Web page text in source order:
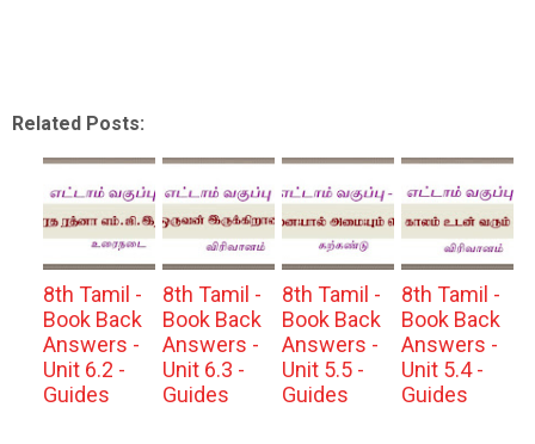
Related Posts:
8th Tamil -
Book Back
Answers -
Unit 6.2 -
Guides
8th Tamil -
Book Back
Answers -
Unit 6.3 -
Guides
8th Tamil -
Book Back
Answers -
Unit 5.5 -
Guides
8th Tamil -
Book Back
Answers -
Unit 5.4 -
Guides